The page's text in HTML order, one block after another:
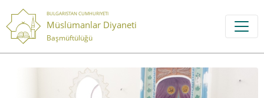
BULGARISTAN CUMHURIYETI
Müslümanlar Diyaneti
Başmüftülüğü